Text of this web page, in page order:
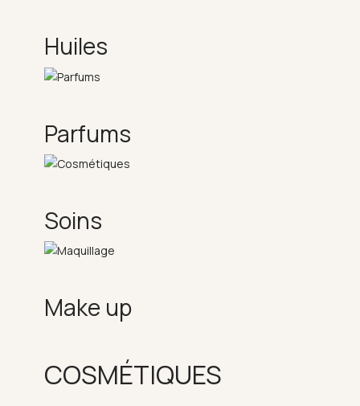
Huiles
Parfums
Soins
Make up
COSMÉTIQUES